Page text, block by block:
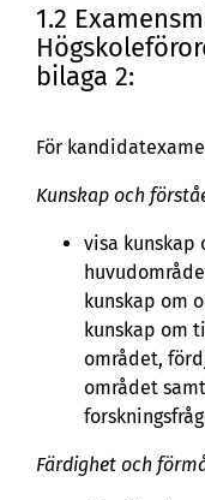
1.2
bilaga 2:
För
Kunskap och
visa kunskap
kunskap om
kunskap om
området,
området
Färdighet och